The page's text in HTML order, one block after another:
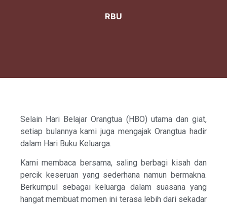
RBU
Selain Hari Belajar Orangtua (HBO) utama dan giat,
setiap bulannya kami juga mengajak Orangtua hadir
dalam Hari Buku Keluarga.
Kami membaca bersama, saling berbagi kisah dan
percik keseruan yang sederhana namun bermakna.
Berkumpul sebagai keluarga dalam suasana yang
hangat membuat momen ini terasa lebih dari sekadar